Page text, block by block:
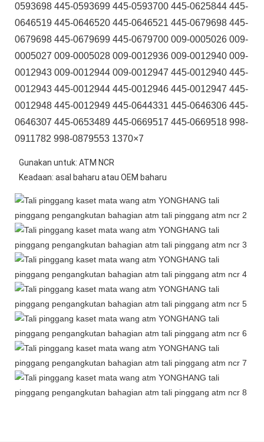
0593698 445-0593699 445-0593700 445-0625844 445-
0646519 445-0646520 445-0646521 445-0679698 445-
0679698 445-0679699 445-0679700 009-0005026 009-
0005027 009-0005028 009-0012936 009-0012940 009-
0012943 009-0012944 009-0012947 445-0012940 445-
0012943 445-0012944 445-0012946 445-0012947 445-
0012948 445-0012949 445-0644331 445-0646306 445-
0646307 445-0653489 445-0669517 445-0669518 998-
0911782 998-0879553 1370×7
Gunakan untuk: ATM NCR
Keadaan: asal baharu atau OEM baharu